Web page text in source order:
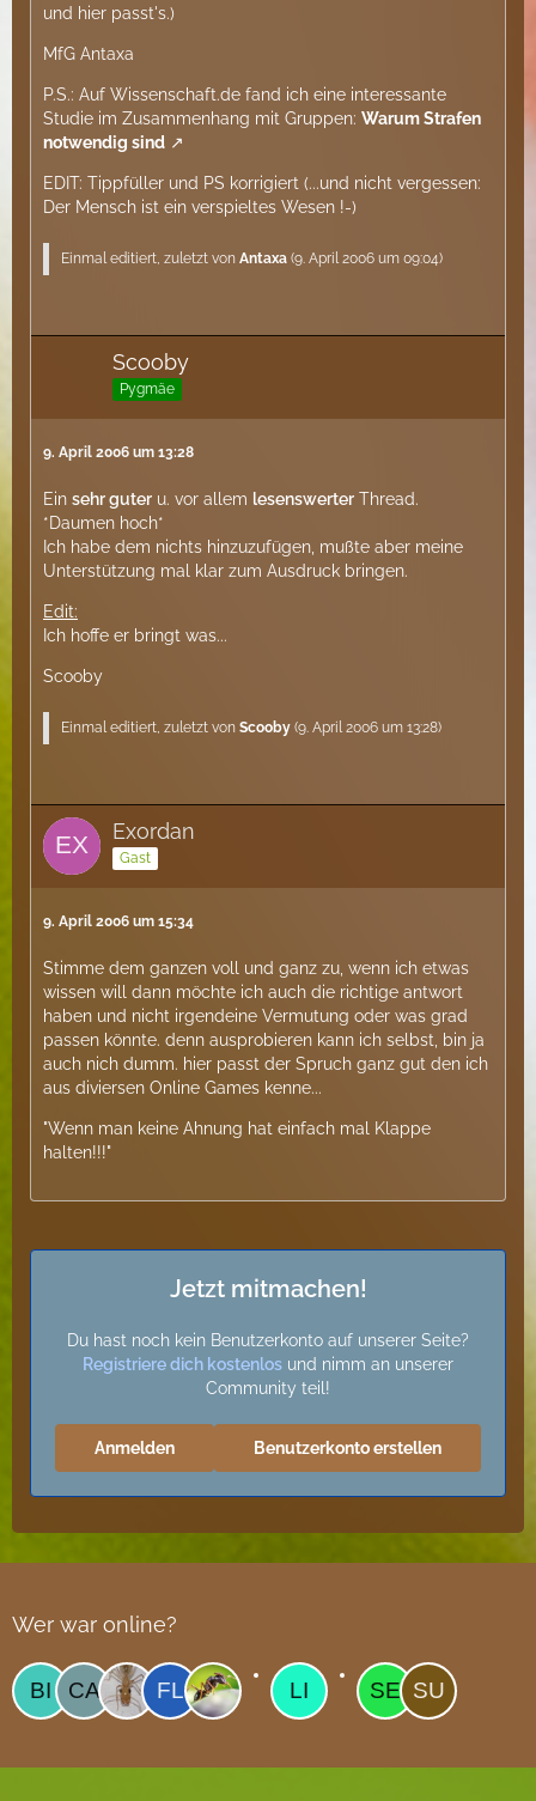
Ihr alle seid Lernende,
und hier passt's.)
MfG Antaxa
P.S.: Auf Wissenschaft.de fand ich eine interessante
Studie im Zusammenhang mit Gruppen: Warum Strafen
notwendig sind
EDIT: Tippfüller und PS korrigiert (...und nicht vergessen:
Der Mensch ist ein verspieltes Wesen !-)
Einmal editiert, zuletzt von Antaxa (9. April 2006 um 09:04)
Scooby
Pygmäe
9. April 2006 um 13:28
Ein sehr guter u. vor allem lesenswerter Thread.
*Daumen hoch*
Ich habe dem nichts hinzuzufügen, mußte aber meine
Unterstützung mal klar zum Ausdruck bringen.
Edit:
Ich hoffe er bringt was...
Scooby
Einmal editiert, zuletzt von Scooby (9. April 2006 um 13:28)
Exordan
Gast
9. April 2006 um 15:34
Stimme dem ganzen voll und ganz zu, wenn ich etwas
wissen will dann möchte ich auch die richtige antwort
haben und nicht irgendeine Vermutung oder was grad
passen könnte. denn ausprobieren kann ich selbst, bin ja
auch nich dumm. hier passt der Spruch ganz gut den ich
aus diviersen Online Games kenne...
"Wenn man keine Ahnung hat einfach mal Klappe
halten!!!"
Jetzt mitmachen!
Du hast noch kein Benutzerkonto auf unserer Seite?
Registriere dich kostenlos und nimm an unserer
Community teil!
Benutzerkonto erstellen
Anmelden
Wer war online?